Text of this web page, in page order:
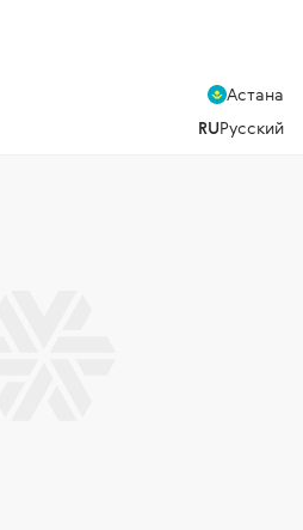
Астана
RUРусский